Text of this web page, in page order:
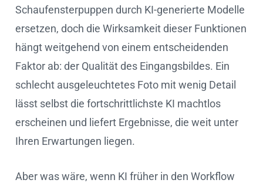
Schaufensterpuppen durch KI-generierte Modelle
ersetzen, doch die Wirksamkeit dieser Funktionen
hängt weitgehend von einem entscheidenden
Faktor ab: der Qualität des Eingangsbildes. Ein
schlecht ausgeleuchtetes Foto mit wenig Detail
lässt selbst die fortschrittlichste KI machtlos
erscheinen und liefert Ergebnisse, die weit unter
Ihren Erwartungen liegen.
Aber was wäre, wenn KI früher in den Workflow